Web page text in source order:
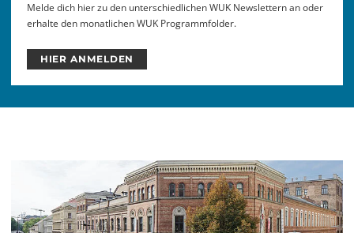
Melde dich hier zu den unterschiedlichen WUK Newslettern an oder
erhalte den monatlichen WUK Programmfolder.
HIER ANMELDEN